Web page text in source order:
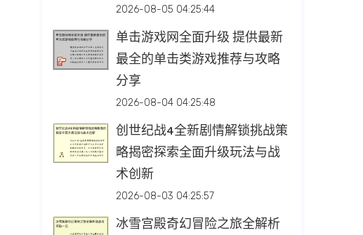
2026-08-05 04:25:44
单击游戏网全面升级 提供最新
最全的单击类游戏推荐与攻略
分享
2026-08-04 04:25:48
创世纪战4全新剧情解锁挑战策
略揭密探索全面升级玩法与战
术创新
2026-08-03 04:25:57
冰雪宫殿奇幻冒险之旅全解析